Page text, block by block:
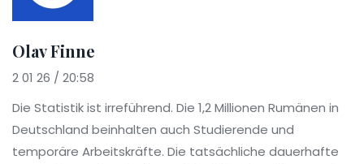
Olav Finne
2 01 26 / 20:58
Die Statistik ist irreführend. Die 1,2 Millionen Rumänen in
Deutschland beinhalten auch Studierende und
temporäre Arbeitskräfte. Die tatsächliche dauerhafte